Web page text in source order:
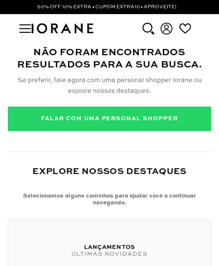
50% OFF 10% EXTRA • CUPOM EXTRA10 • APROVEITE!
NÃO FORAM ENCONTRADOS
RESULTADOS PARA A SUA BUSCA.
Se preferir, fale agora com uma personal shopper Iorane ou
explore nossos destaques.
FALAR COM UMA PERSONAL SHOPPER
EXPLORE NOSSOS DESTAQUES
Selecionamos alguns caminhos para ajudar você a continuar
navegando.
LANÇAMENTOS
ÚLTIMAS NOVIDADES